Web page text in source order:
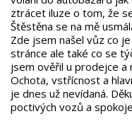
ztrácet iluze o tom, že
Štěstěna se na mě
Zde jsem našel vůz co
stránce ale také co se
jsem ověřil u prodejce a
Ochota, vstřícnost a
je dnes už nevídaná.
poctivých vozů a